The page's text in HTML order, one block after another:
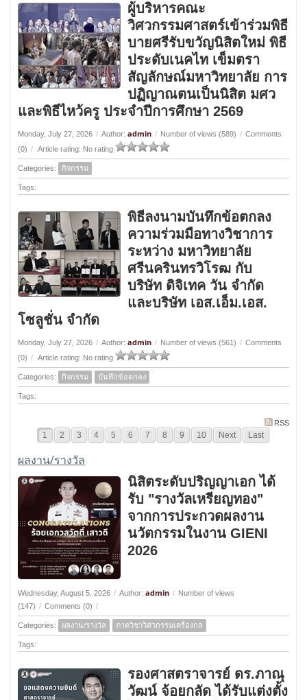
ผู้บริหารคณะ
วิศวกรรมศาสตร์เข้าร่วมพิธี
บายศรีรับขวัญนิสิตใหม่ พิธี
ประดับเนคไท เข็มตรา
สัญลักษณ์มหาวิทยาลัย การ
ปฏิญาณตนเป็นนิสิต มศว
และพิธีไหว้ครู ประจำปีการศึกษา 2569
Monday, July 27, 2026 / Author: admin / Number of views (589) / Comments
(0) / Article rating: No rating
Categories: กิจกรรม
Tags:
พิธีลงนามบันทึกข้อตกลง
ความร่วมมือทางวิชาการ
ระหว่าง มหาวิทยาลัย
ศรีนครินทรวิโรฒ กับ
บริษัท ดิจิเทค วัน จำกัด
และบริษัท เอส.เอ็ม.เอส.
โซลูชั่น จำกัด
Monday, July 27, 2026 / Author: admin / Number of views (561) / Comments
(0) / Article rating: No rating
Categories: กิจกรรม บันทึกข้อตกลง
Tags:
RSS
1 2 3 4 5 6 7 8 9 10 Next Last
ผลงาน/รางวัล
นิสิตระดับปริญญาเอก ได้
รับ "รางวัลเหรียญทอง"
จากการประกวดผลงาน
นวัตกรรมในงาน GIENI
2026
Wednesday, August 5, 2026 / Author: admin / Number of views
(147) / Comments (0) /
Categories: ผลงาน/รางวัล ภาควิชาวิศวกรรมเครื่องกล
Tags:
รองศาสตราจารย์ ดร.ภาณุ
วัฒน์ จ้อยกลัด ได้รับแต่งตั้ง